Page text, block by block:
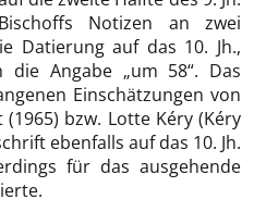
Notizen an zwei
Datierung auf das 10. Jh.,
Angabe „um 58“. Das
Einschätzungen von
bzw. Lotte Kéry (Kéry
ebenfalls auf das 10. Jh.
für das ausgehende